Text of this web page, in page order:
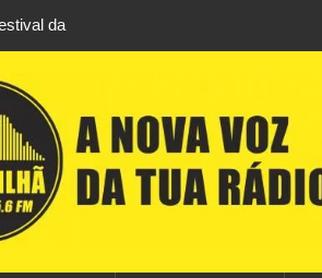
da
levou milhares de